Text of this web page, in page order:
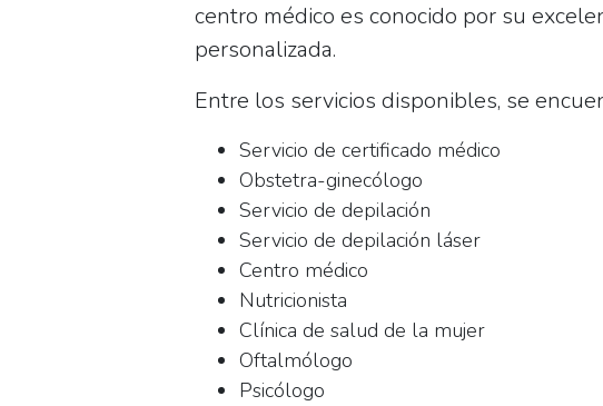
centro médico es conocido por su
personalizada.
Entre los servicios disponibles, se
Servicio de certificado médico
Obstetra-ginecólogo
Servicio de depilación
Servicio de depilación láser
Centro médico
Nutricionista
Clínica de salud de la mujer
Oftalmólogo
Psicólogo